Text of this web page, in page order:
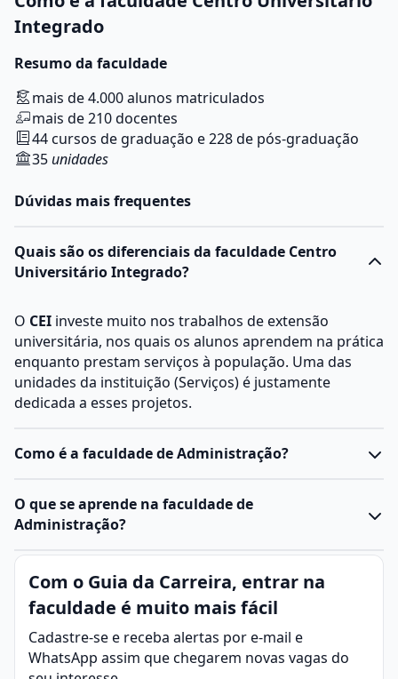
Integrado
Resumo da faculdade
mais de 4.000 alunos matriculados
mais de 210 docentes
44 cursos de graduação e 228 de pós-graduação
35unidades
Dúvidas mais frequentes
Quais são os diferenciais da faculdade Centro
Universitário Integrado?
O CEI investe muito nos trabalhos de extensão
universitária, nos quais os alunos aprendem na prática
enquanto prestam serviços à população. Uma das
unidades da instituição (Serviços) é justamente
dedicada a esses projetos.
Como é a faculdade de Administração?
A Administraçãoé distribuída entre diferentes áreas,
com finalidades específicas e abordagens próprias.
Recursos Humanos
pessoas dentro da organização, abrangendo
recrutamento, seleção, treinamento, desenvolvimento
trabalhistas, visando o alinhamento dos
colaboradores com os objetivos da empresa.
O que se aprende na faculdade de
Administração?
Administração é a área que controla recursos
financeiros, materiais e humanos em empresas,
adotando estratégias para o alcance das metas
organizacionais.Suas práticas envolvem análise de
custos, otimização de desempenho e planejamento
Com o Guia da Carreira, entrar na
faculdade é muito mais fácil
Cadastre-se e receba alertas por e-mail e
WhatsApp assim que chegarem novas vagas do